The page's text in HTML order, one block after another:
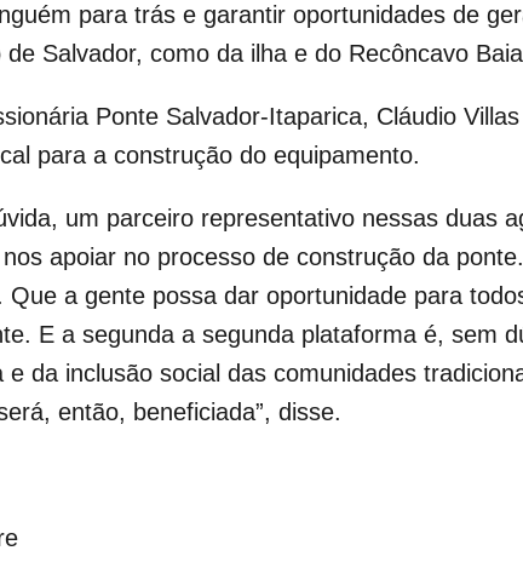
para trás e garantir oportunidades de
Salvador, como da ilha e do Recôncavo
Ponte Salvador-Itaparica, Cláudio
para a construção do equipamento.
um parceiro representativo nessas duas
apoiar no processo de construção da
Que a gente possa dar oportunidade para
E a segunda a segunda plataforma é, sem
e da inclusão social das comunidades
então, beneficiada”, disse.